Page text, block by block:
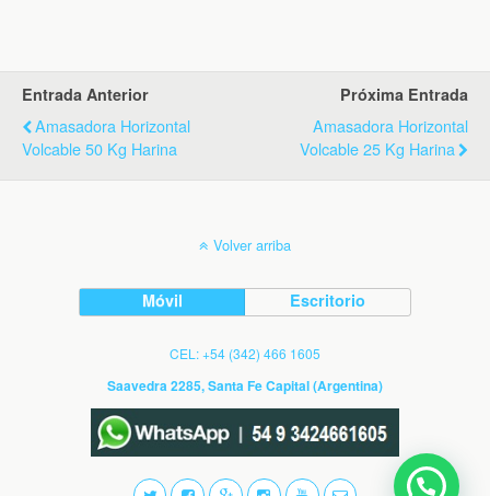
Entrada Anterior
Amasadora Horizontal
Volcable 50 Kg Harina
Próxima Entrada
Amasadora Horizontal
Volcable 25 Kg Harina
Volver arriba
Móvil Escritorio
CEL: +54 (342) 466 1605
Saavedra 2285, Santa Fe Capital (Argentina)